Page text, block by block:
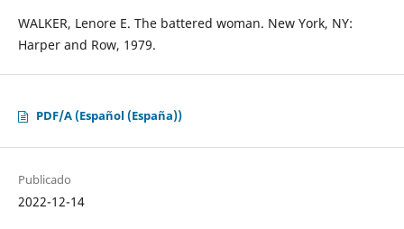
WALKER, Lenore E. The battered woman. New York, NY:
Harper and Row, 1979.
PDF/A (Español (España))
Publicado
2022-12-14